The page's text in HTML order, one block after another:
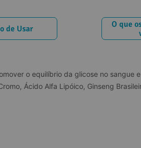
de Usar
O que
o equilíbrio da glicose no sangue
Ácido Alfa Lipóico, Ginseng